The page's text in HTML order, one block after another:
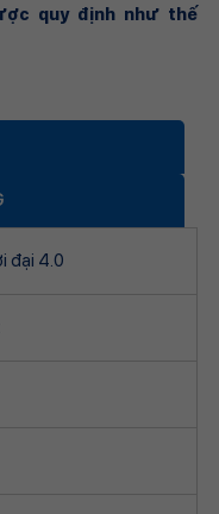
quy định như thế
đại 4.0